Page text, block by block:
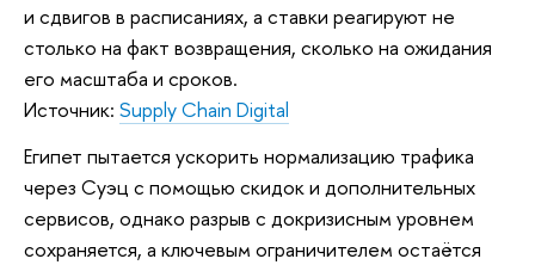
и сдвигов в расписаниях, а ставки реагируют не
столько на факт возвращения, сколько на ожидания
его масштаба и сроков.
Источник: Supply Chain Digital
Египет пытается ускорить нормализацию трафика
через Суэц с помощью скидок и дополнительных
сервисов, однако разрыв с докризисным уровнем
сохраняется, а ключевым ограничителем остаётся